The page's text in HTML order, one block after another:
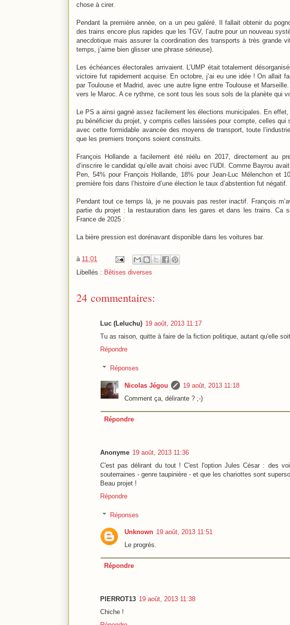
chose à cirer.
Pendant la première année, on a un peu galéré. Il fallait obtenir du
des trains encore plus rapides que les TGV, l’autre pour un nouveau
anecdotique mais assurer la coordination des transports à très grande
temps, j’aime bien glisser une phrase sérieuse).
Les échéances électorales arrivaient. L’UMP était totalement
victoire fut rapidement acquise. En octobre, j’ai eu une idée ! On allait
par Toulouse et Madrid, avec une autre ligne entre Toulouse et
vers le Maroc. A ce rythme, ce sont tous les sous sols de la planète qui
Le PS a ainsi gagné assez facilement les élections municipales. En
pu bénéficier du projet, y compris celles laissées pour compte, celles
avec cette formidable avancée des moyens de transport, toute
que les premiers tronçons soient construits.
François Hollande a facilement été réélu en 2017, directement au
d’inscrire le candidat qu’elle avait choisi avec l’UDI. Comme Bayrou
Pen, 54% pour François Hollande, 18% pour Jean-Luc Mélenchon et
première fois dans l’histoire d’une élection le taux d’abstention fut négatif.
Pendant tout ce temps là, je ne pouvais pas rester inactif. François
partie du projet : la restauration dans les gares et dans les trains. Ca
France de 2025 :
La bière pression est dorénavant disponible dans les voitures bar.
à 11:01
Libellés : Bêtises diverses
24 commentaires:
Luc (Leluchu) 19 août, 2013 11:17
Tu as raison, quitte à faire de la fiction politique, autant qu'elle
Répondre
Réponses
Nicolas Jégou
19 août, 2013 11:18
Comment ça, délirante ? ;-)
Répondre
Anonyme 19 août, 2013 11:36
C'est pas délirant du tout ! C'est l'option Jules César : des
souterraines - genre taupinière - et que les chariottes sont
Beau projet !
Répondre
Réponses
Unknown 19 août, 2013 11:51
Le progrès.
Répondre
PIERROT13 19 août, 2013 11:38
Chiche !